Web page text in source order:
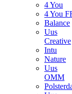
4 You
4 You
Balance
Uus
Creative
Intu
Nature
Uus
OMM